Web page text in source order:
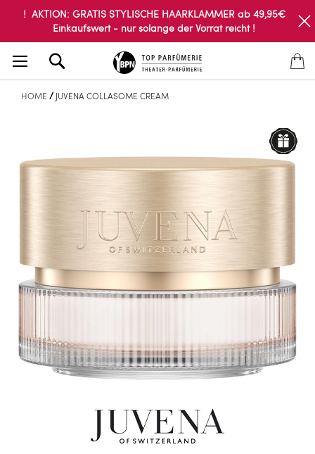
! AKTION: GRATIS STYLISCHE HAARKLAMMER ab 49,95€
Einkaufswert - nur solange der Vorrat reicht !
HOME JUVENA COLLASOME CREAM